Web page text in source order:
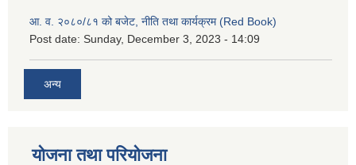
आ. व. २०८०/८१ को बजेट, नीति तथा कार्यक्रम (Red Book)
Post date: Sunday, December 3, 2023 - 14:09
अन्य
योजना तथा परियोजना